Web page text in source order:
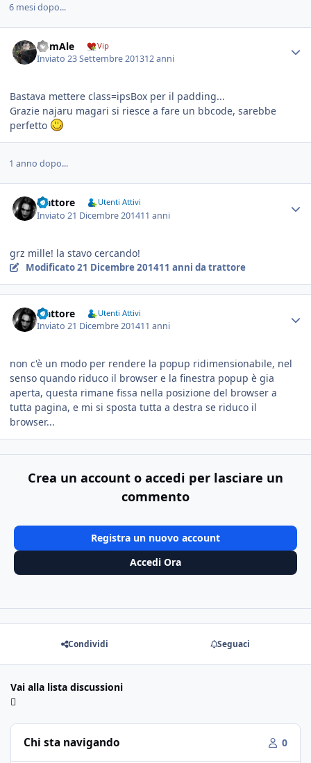
6 mesi dopo...
BomAle Vip
Inviato23 Settembre 201312 anni
Bastava mettere class=ipsBox per il padding...
Grazie najaru magari si riesce a fare un bbcode, sarebbe
perfetto
1 anno dopo...
trattore Utenti Attivi
Inviato21 Dicembre 201411 anni
grz mille! la stavo cercando!
Modificato21 Dicembre 201411 anni da trattore
trattore Utenti Attivi
Inviato21 Dicembre 201411 anni
non c'è un modo per rendere la popup ridimensionabile, nel
senso quando riduco il browser e la finestra popup è gia
aperta, questa rimane fissa nella posizione del browser a
tutta pagina, e mi si sposta tutta a destra se riduco il
browser...
Crea un account o accedi per lasciare un
commento
Registra un nuovo account
Accedi Ora
Condividi Seguaci
Vai alla lista discussioni
Chi sta navigando 0